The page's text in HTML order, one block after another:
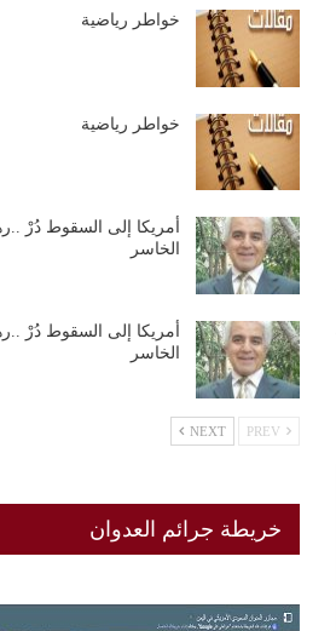
خواطر رياضية
خواطر رياضية
أمريكا إلى السقوط دُرْ
الخاسر
أمريكا إلى السقوط دُرْ
الخاسر
NEXT
خريطة جرائم العدوان